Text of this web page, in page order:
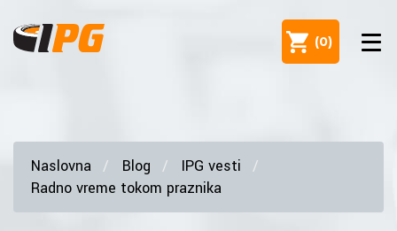
(0)
Naslovna Blog
IPG vesti
Radno vreme tokom praznika